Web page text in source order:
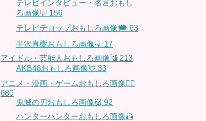
テレビインタビュー・名言おもし
ろ画像💬 156
テレビテロップおもしろ画像🗯 63
半沢直樹おもしろ画像🤜 17
アイドル・芸能人おもしろ画像👯 213
AKB48おもしろ画像💘 33
アニメ・漫画・ゲームおもしろ画像🧚‍♀️
680
鬼滅の刃おもしろ画像👹 92
ハンターハンターおもしろ画像🎣